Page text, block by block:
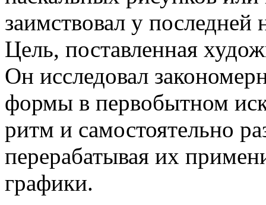
заимствовал у
Цель, поставленная
Он исследовал
формы в первобытном
ритм и самостоятельно
перерабатывая их
графики.